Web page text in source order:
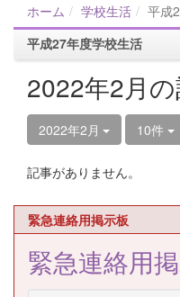
ホーム 学校生活
平成
平成27年度学校生活
2022年2月
2022年2月 10件
記事がありません。
緊急連絡用掲示板
緊急連絡用